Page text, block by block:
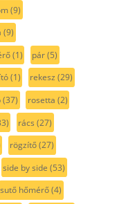
(9)
(9)
(1) pár(5)
(1) rekesz (29)
(37) rosetta (2)
rács (27)
rögzítő(27)
side by side (53)
sutő hőmérő(4)